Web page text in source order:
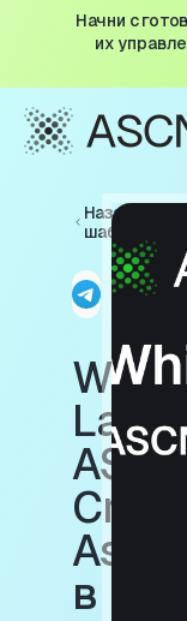
Начни с
их
Назад к
шаблонам
White
Label
ASCN
в